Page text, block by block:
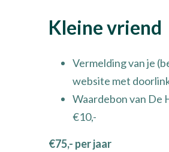
Kleine vriend
Vermelding van je
website met
Waardebon van De
€10,-
€75,- per jaar